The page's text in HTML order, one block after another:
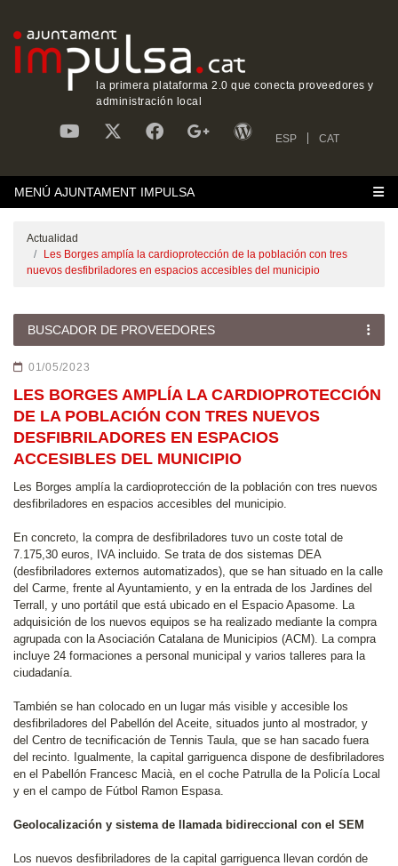
la primera plataforma 2.0 que conecta proveedores y
administración local
ESP CAT
MENÚ AJUNTAMENT IMPULSA
Actualidad
Les Borges amplía la cardioprotección de la población con tres
nuevos desfibriladores en espacios accesibles del municipio
BUSCADOR DE PROVEEDORES
01/05/2023
LES BORGES AMPLÍA LA CARDIOPROTECCIÓN
DE LA POBLACIÓN CON TRES NUEVOS
DESFIBRILADORES EN ESPACIOS
ACCESIBLES DEL MUNICIPIO
Les Borges amplía la cardioprotección de la población con tres nuevos
desfibriladores en espacios accesibles del municipio.
En concreto, la compra de desfibriladores tuvo un coste total de
7.175,30 euros, IVA incluido. Se trata de dos sistemas DEA
(desfibriladores externos automatizados), que se han situado en la calle
del Carme, frente al Ayuntamiento, y en la entrada de los Jardines del
Terrall, y uno portátil que está ubicado en el Espacio Apasome. La
adquisición de los nuevos equipos se ha realizado mediante la compra
agrupada con la Asociación Catalana de Municipios (ACM). La compra
incluye 24 formaciones a personal municipal y varios talleres para la
ciudadanía.
También se han colocado en un lugar más visible y accesible los
desfibriladores del Pabellón del Aceite, situados junto al mostrador, y
del Centro de tecnificación de Tennis Taula, que se han sacado fuera
del recinto. Igualmente, la capital garriguenca dispone de desfibriladores
en el Pabellón Francesc Macià, en el coche Patrulla de la Policía Local
y en el campo de Fútbol Ramon Espasa.
Geolocalización y sistema de llamada bidireccional con el SEM
Los nuevos desfibriladores de la capital garriguenca llevan cordón de